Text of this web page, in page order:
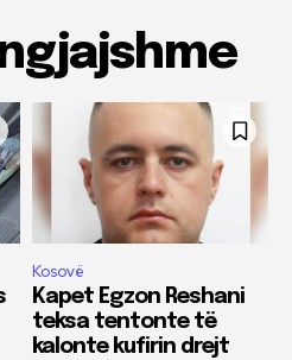
Kosovë
Kapet Egzon Reshani
teksa tentonte të
kalonte kufirin drejt